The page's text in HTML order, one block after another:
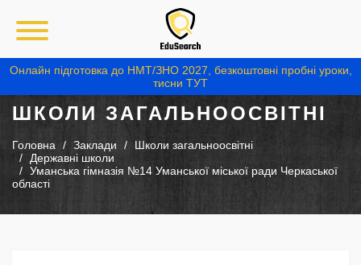
Онлайн підготовка до НМТ/ЗНО 2027, безкоштовні пробні уроки,
тисни ТУТ
ШКОЛИ ЗАГАЛЬНООСВІТНІ
Головна Заклади
Школи загальноосвітні
Державні школи
Уманська гімназія №14 Уманської міської ради Черкаської
області